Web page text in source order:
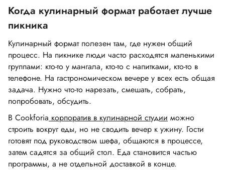
Когда кулинарный формат работает лучше
пикника
Кулинарный формат полезен там, где нужен общий
процесс. На пикнике люди часто расходятся маленькими
группами: кто-то у мангала, кто-то с напитками, кто-то в
телефоне. На гастрономическом вечере у всех есть общая
задача. Нужно что-то нарезать, смешать, собрать,
попробовать, обсудить.
В Cookforia корпоратив в кулинарной студии можно
строить вокруг еды, но не сводить вечер к ужину. Гости
готовят под руководством шефа, общаются в процессе,
затем садятся за общий стол. Еда становится частью
программы, а не отдельной доставкой в конце.